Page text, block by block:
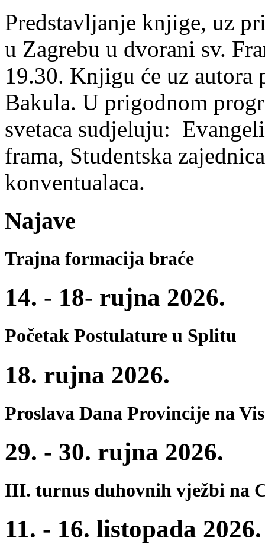
Predstavljanje knjige, uz
u Zagrebu u dvorani sv.
19.30. Knjigu će uz
Bakula. U prigodnom
svetaca sudjeluju:
frama, Studentska
konventualaca.
Najave
Trajna formacija braće
14. - 18- rujna 2026.
Početak Postulature u Splitu
18. rujna 2026.
Proslava Dana Provincije na
29. - 30. rujna 2026.
III. turnus duhovnih vježbi na
11. - 16. listopada 2026.